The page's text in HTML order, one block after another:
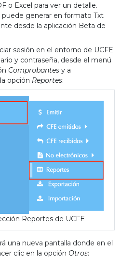
o Excel para ver un detalle.
puede generar en formato Txt
desde la aplicación Beta de
sesión en el entorno de UCFE
y contraseña, desde el menú
Comprobantes y a
opción Reportes:
Reportes de UCFE
una nueva pantalla donde en el
clic en la opción Otros: